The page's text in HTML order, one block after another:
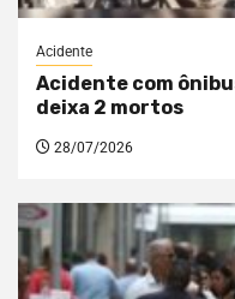
Acidente
Acidente com
deixa 2 mortos
28/07/2026